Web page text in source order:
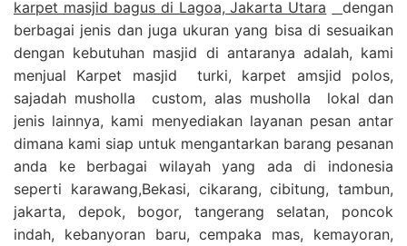
karpet masjid bagus di Lagoa, Jakarta Utara
dengan
berbagai jenis dan juga ukuran yang bisa di sesuaikan
dengan kebutuhan masjid di antaranya adalah, kami
menjual Karpet masjid turki, karpet amsjid polos,
sajadah musholla custom, alas musholla lokal dan
jenis lainnya, kami menyediakan layanan pesan antar
dimana kami siap untuk mengantarkan barang pesanan
anda ke berbagai wilayah yang ada di indonesia
seperti karawang,Bekasi, cikarang, cibitung, tambun,
jakarta, depok, bogor, tangerang selatan, poncok
indah, kebanyoran baru, cempaka mas, kemayoran,